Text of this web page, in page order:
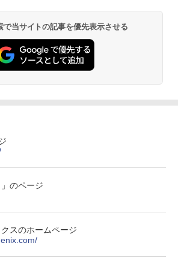
プレステ5スリム用 ディスク/デジタル版
対応 PS5 周辺機器 PS5 Pro 新型PS5
￥2,580
ント｜SIE グランツーリスモ7【PS5】
【特典】NBA 2K27 PS5版(【先着購入
スプラトゥーン レイダース -Switch2
￥6,449
ンラインコード版
Beast of Reincarnation -PS5 【特典】
プロダクトコード 封入
￥7,286
トローラー ミッドナイト ブラック(CFI-
￥10,737
【純正品】DualSense ワイヤレスコン
ラー (ロボット ホワイト)
￥2,618
【国内正規品】Thrustmaster スラスト
S5、PS5 Pro、Xbox One、Xbox Serie
￥10,780
劇場版「鬼滅の刃」無限城編 第一章 猗
窩座再来 通常版 [Blu-ray]
￥3,982
￥3,523
窩座再来 完全生産限定版 [Blu-ray]
￥8,698
当サイトの記事を優先表示させる
のページ
スのホームページ